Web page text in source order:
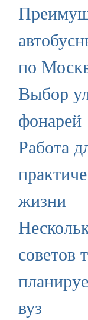
по
Выбор
фонарей
Работа
жизни
советов
вуз